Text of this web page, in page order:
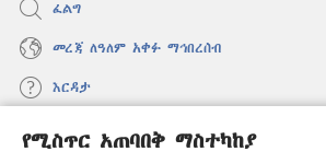
የሚስጥር አጠባበቅ ማስተካከያ
ፈልግ
መረጃ ለዓለም አቀፉ ማኅበረሰብ
እርዳታ
መዋጮዎች
(አዲስ